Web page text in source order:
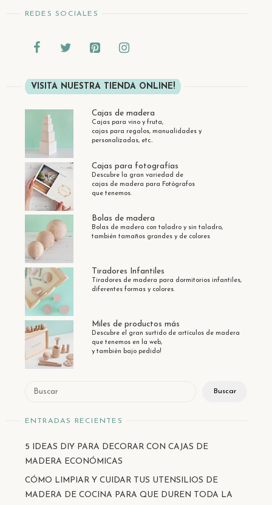
REDES SOCIALES
VISITA NUESTRA TIENDA ONLINE!
Cajas de madera
Cajas para vino y fruta,
cajas para regalos, manualidades y
personalizadas, etc..
Cajas para fotografías
Descubre la gran variedad de
cajas de madera para Fotógrafos
que tenemos.
Bolas de madera
Bolas de madera con taladro y sin taladro,
también tamaños grandes y de colores
Tiradores Infantiles
Tiradores de madera para dormitorios infantiles,
diferentes formas y colores.
Miles de productos más
Descubre el gran surtido de artículos de madera
que tenemos en la web,
y también bajo pedido!
Buscar
Buscar
ENTRADAS RECIENTES
5 IDEAS DIY PARA DECORAR CON CAJAS DE
MADERA ECONÓMICAS
CÓMO LIMPIAR Y CUIDAR TUS UTENSILIOS DE
MADERA DE COCINA PARA QUE DUREN TODA LA